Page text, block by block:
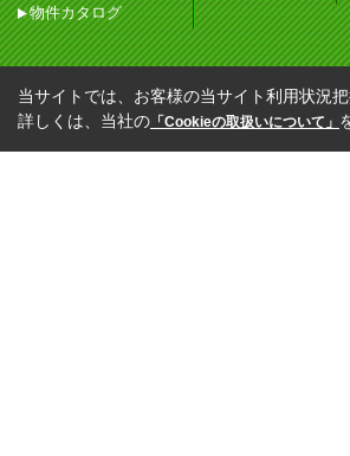
物件カタログ
当サイトでは、お客様の当サイト利用状況
詳しくは、当社の 「Cookieの取扱いについて」